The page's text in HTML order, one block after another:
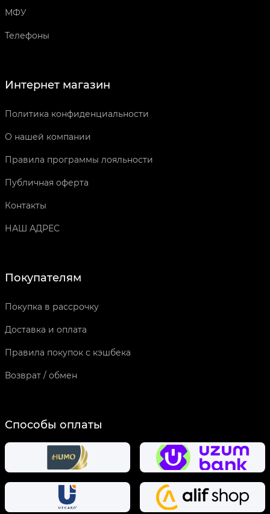
МФУ
Телефоны
Интернет магазин
Политика конфиденциальности
О нашей компании
Правила программы лояльности
Публичная оферта
Контакты
НАШ АДРЕС
Покупателям
Покупка в рассрочку
Доставка и оплата
Правила покупок с кэшбека
Возврат / обмен
Способы оплаты